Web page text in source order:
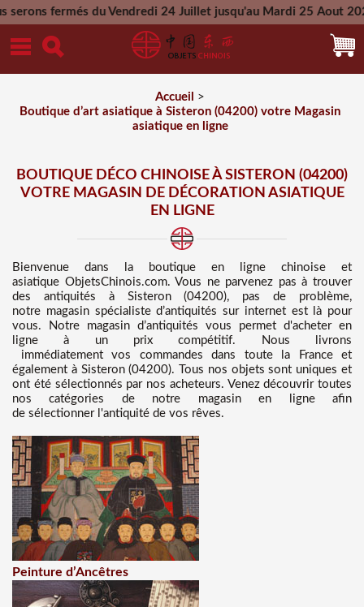
du Vendredi 24 Juillet jusqu'au Mardi 25 Aout 2026 -
Mercredi 26 Aout 2026
Accueil
>
Boutique d’art asiatique à Sisteron (04200) votre Magasin
asiatique en ligne
BOUTIQUE DÉCO CHINOISE À SISTERON (04200)
VOTRE MAGASIN DE DÉCORATION ASIATIQUE
EN LIGNE
Bienvenue dans
la boutique en ligne chinoise et
asiatique ObjetsChinois.com. Vous ne parvenez pas à trouver
des antiquités à Sisteron (04200), pas de problème,
notre magasin spécialiste d’antiquités sur internet est là pour
vous. Notre magasin d’antiquités vous permet d'acheter en
ligne à un prix compétitif. Nous
livrons
immédiatement vos commandes dans toute la France et
également à Sisteron (04200). Tous nos objets sont uniques et
ont été sélectionnés par nos acheteurs. Venez découvrir toutes
nos catégories de notre magasin en ligne afin
de sélectionner l'antiquité de vos rêves.
Peinture d’Ancêtres